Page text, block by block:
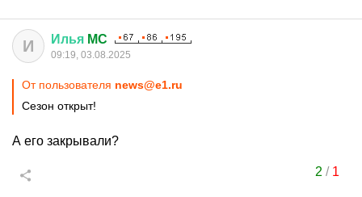
И Илья MC
09:19, 03.08.2025
От пользователя news@e1.ru
Сезон открыт!
А его закрывали?
2 / 1